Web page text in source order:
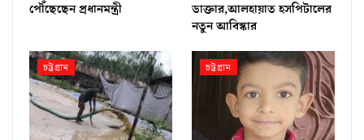
পৌঁছেছেন প্রধানমন্ত্রী
ডাক্তার,আলহায়াত হসপিটালের
নতুন আবিস্কার
চট্টগ্রাম চট্টগ্রাম